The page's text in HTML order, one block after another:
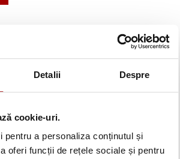
Detalii Despre
cookie-uri.
pentru a personaliza conținutul și
oferi funcții de rețele sociale și pentru